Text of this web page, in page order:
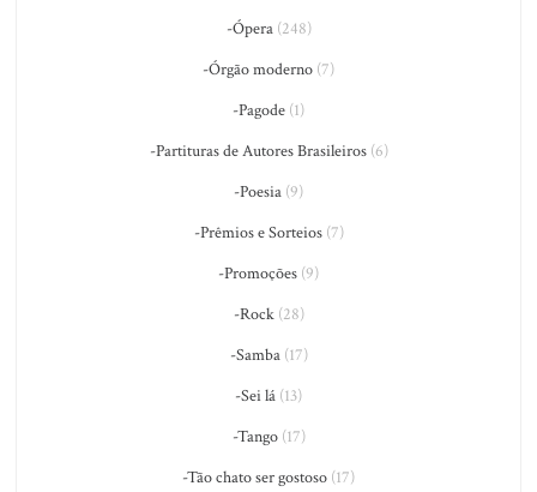
-Ópera(248)
-Órgão moderno (7)
-Pagode (1)
-Partituras de Autores Brasileiros(6)
-Poesia (9)
-Prêmios e Sorteios(7)
-Promoções (9)
-Rock(28)
-Samba(17)
-Sei lá (13)
-Tango(17)
-Tão chato ser gostoso (17)